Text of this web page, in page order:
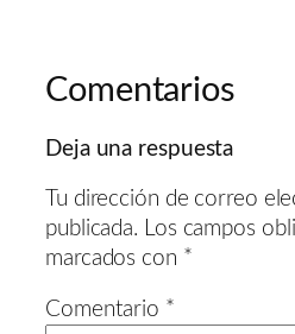
Comentarios
Deja una respuesta
Tu dirección de correo
publicada.
Los campos
marcados con *
Comentario *